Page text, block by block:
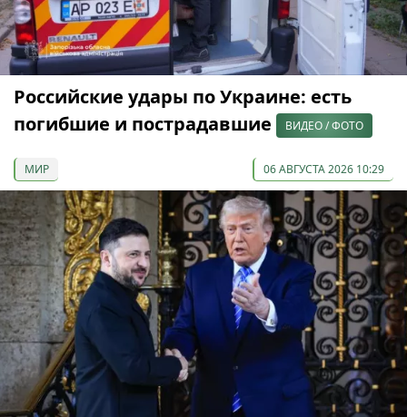
Российские удары по Украине: есть
погибшие и пострадавшие
ВИДЕО / ФОТО
МИР 06 АВГУСТА 2026 10:29